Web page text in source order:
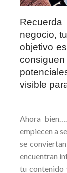
negocio, tu
objetivo
consiguen
visible
Ahora
empiecen a
se
encuentran
tu contenido